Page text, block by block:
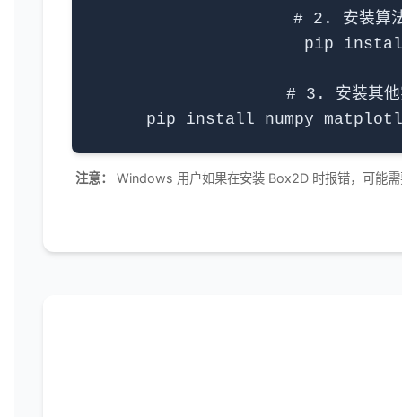
# 2. 安装算
pip
# 3. 安装其他
pip install numpy
注意： Windows 用户如果在安装 Box2D 时报错，可能